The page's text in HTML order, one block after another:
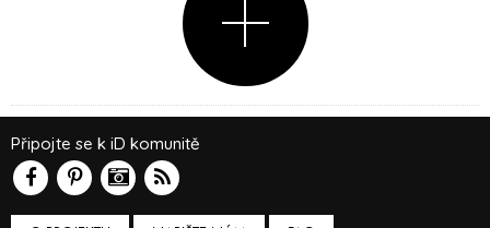
Připojte se k iD komunitě